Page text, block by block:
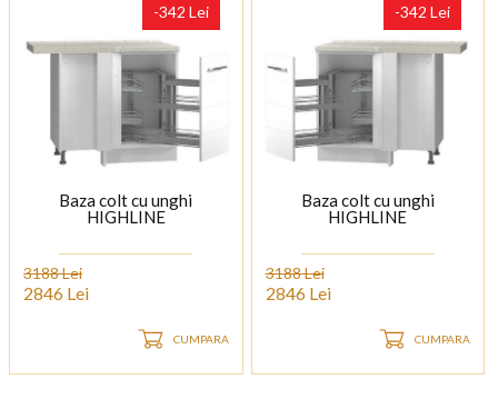
-342 Lei
Baza colt cu unghi
HIGHLINE
3188 Lei
2846 Lei
CUMPARA
-342 Lei
Baza colt cu unghi
HIGHLINE
3188 Lei
2846 Lei
CUMPARA